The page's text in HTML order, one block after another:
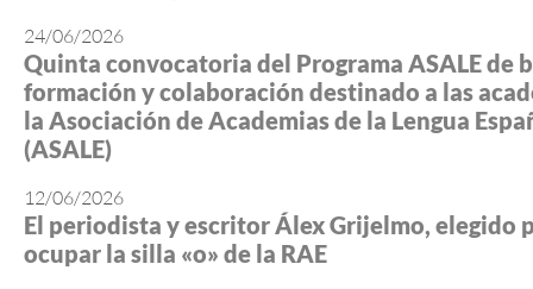
24/06/2026
Quinta convocatoria del Programa ASALE de
formación y colaboración destinado a las
la Asociación de Academias de la Lengua
(ASALE)
12/06/2026
El periodista y escritor Álex Grijelmo, elegido
ocupar la silla «o» de la RAE